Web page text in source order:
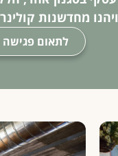
ויהנו מחדשנות
לתאום פגישה